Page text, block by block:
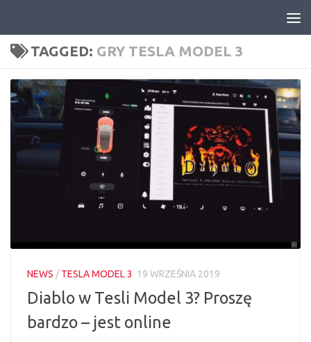
TAGGED: GRY TESLA MODEL 3
NEWS /TESLA MODEL 3 19 WRZEŚNIA 2019
Diablo w Tesli Model 3? Proszę
bardzo – jest online